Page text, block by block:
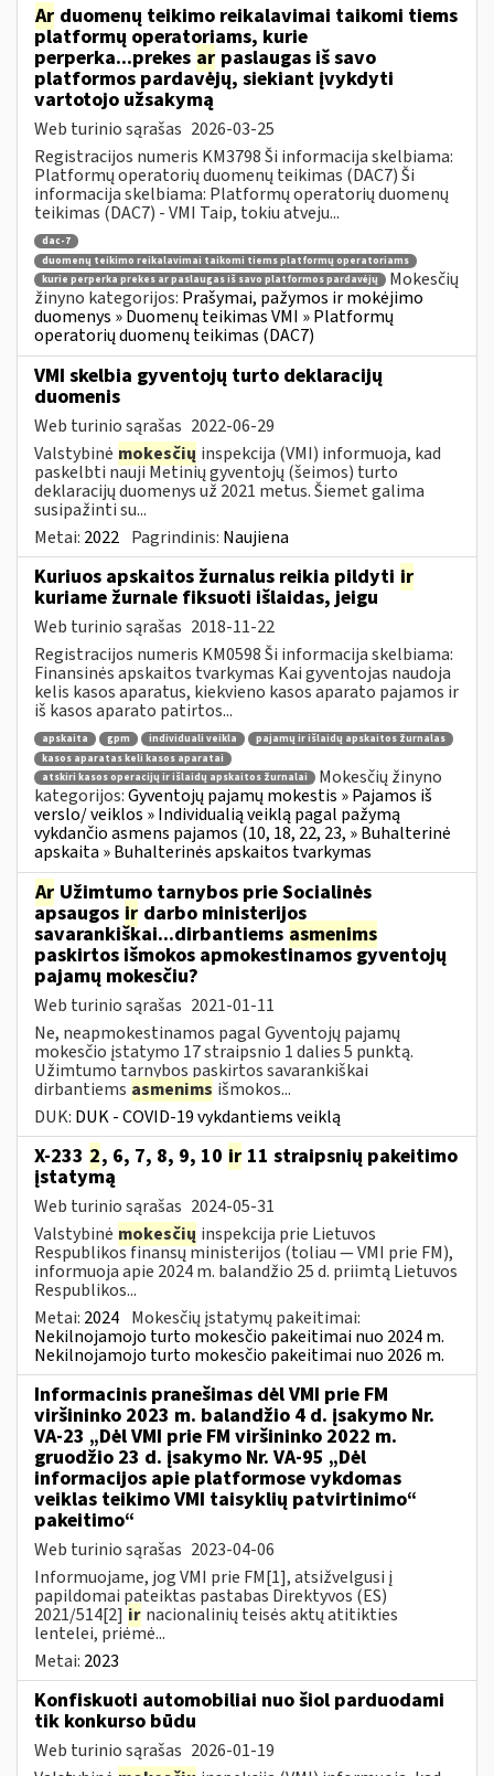
Ar duomenų teikimo reikalavimai taikomi tiems
platformų operatoriams, kurie
perperka...prekes ar paslaugas iš savo
platformos pardavėjų, siekiant įvykdyti
vartotojo užsakymą
Web turinio sąrašas 2026-03-25
Registracijos numeris KM3798 Ši informacija skelbiama:
Platformų operatorių duomenų teikimas (DAC7) Ši
informacija skelbiama: Platformų operatorių duomenų
teikimas (DAC7) - VMI Taip, tokiu atveju...
dac-7
duomenų teikimo reikalavimai taikomi tiems platformų operatoriams
kurie perperka prekes ar paslaugas iš savo platformos pardavėjų
Mokesčių
žinyno kategorijos: Prašymai, pažymos ir mokėjimo
duomenys » Duomenų teikimas VMI » Platformų
operatorių duomenų teikimas (DAC7)
VMI skelbia gyventojų turto deklaracijų
duomenis
Web turinio sąrašas 2022-06-29
Valstybinė mokesčių inspekcija (VMI) informuoja, kad
paskelbti nauji Metinių gyventojų (šeimos) turto
deklaracijų duomenys už 2021 metus. Šiemet galima
susipažinti su...
Metai: 2022 Pagrindinis: Naujiena
Kuriuos apskaitos žurnalus reikia pildyti ir
kuriame žurnale fiksuoti išlaidas, jeigu
Web turinio sąrašas 2018-11-22
Registracijos numeris KM0598 Ši informacija skelbiama:
Finansinės apskaitos tvarkymas Kai gyventojas naudoja
kelis kasos aparatus, kiekvieno kasos aparato pajamos ir
iš kasos aparato patirtos...
apskaita gpm individuali veikla
pajamų ir išlaidų apskaitos žurnalas
kasos aparatas keli kasos aparatai
atskiri kasos operacijų ir išlaidų apskaitos žurnalai
Mokesčių žinyno
kategorijos:Gyventojų pajamų mokestis » Pajamos iš
verslo/ veiklos » Individualią veiklą pagal pažymą
vykdančio asmens pajamos (10, 18, 22, 23, » Buhalterinė
apskaita » Buhalterinės apskaitos tvarkymas
Ar Užimtumo tarnybos prie Socialinės
apsaugos ir darbo ministerijos
savarankiškai...dirbantiems asmenims
paskirtos išmokos apmokestinamos gyventojų
pajamų mokesčiu?
Web turinio sąrašas 2021-01-11
Ne, neapmokestinamos pagal Gyventojų pajamų
mokesčio įstatymo 17 straipsnio 1 dalies 5 punktą.
Užimtumo tarnybos paskirtos savarankiškai
dirbantiems asmenims išmokos...
DUK: DUK - COVID-19 vykdantiems veiklą
X-233 2, 6, 7, 8, 9, 10 ir 11 straipsnių pakeitimo
įstatymą
Web turinio sąrašas 2024-05-31
Valstybinė mokesčių inspekcija prie Lietuvos
Respublikos finansų ministerijos (toliau — VMI prie FM),
informuoja apie 2024 m. balandžio 25 d. priimtą Lietuvos
Respublikos...
Metai: 2024 Mokesčių įstatymų pakeitimai:
Nekilnojamojo turto mokesčio pakeitimai nuo 2024 m.
Nekilnojamojo turto mokesčio pakeitimai nuo 2026 m.
Informacinis pranešimas dėl VMI prie FM
viršininko 2023 m. balandžio 4 d. įsakymo Nr.
VA-23 „Dėl VMI prie FM viršininko 2022 m.
gruodžio 23 d. įsakymo Nr. VA-95 „Dėl
informacijos apie platformose vykdomas
veiklas teikimo VMI taisyklių patvirtinimo“
pakeitimo“
Web turinio sąrašas 2023-04-06
Informuojame, jog VMI prie FM[1], atsižvelgusi į
papildomai pateiktas pastabas Direktyvos (ES)
2021/514[2] ir nacionalinių teisės aktų atitikties
lentelei, priėmė...
Metai: 2023
Konfiskuoti automobiliai nuo šiol parduodami
tik konkurso būdu
Web turinio sąrašas 2026-01-19